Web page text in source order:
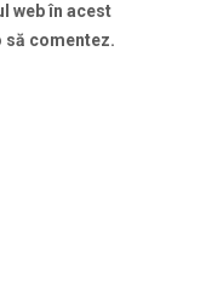
web în acest
să comentez.